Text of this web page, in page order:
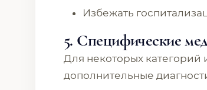
Избежать
5. Специфические
Для некоторых категорий
дополнительные